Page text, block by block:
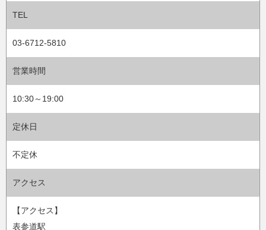
TEL
03-6712-5810
営業時間
10:30～19:00
定休日
不定休
アクセス
【アクセス】
表参道駅